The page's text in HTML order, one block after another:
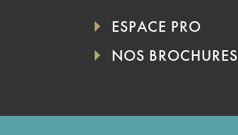
ESPACE PRO
NOS BROCHURES